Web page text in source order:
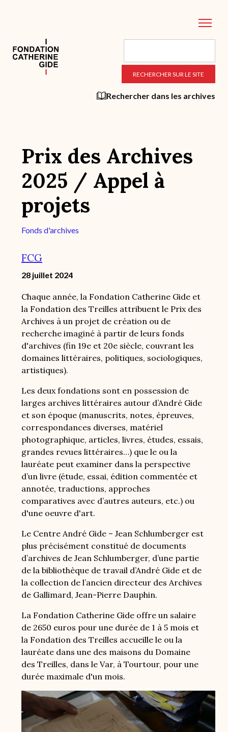
principal
Rechercher dans les archives
Prix des Archives
2025 / Appel à
projets
Fonds d'archives
FCG
28 juillet 2024
Chaque année, la Fondation Catherine Gide et
la Fondation des Treilles attribuent le Prix des
Archives à un projet de création ou de
recherche imaginé à partir de leurs fonds
d'archives (fin 19e et 20e siècle, couvrant les
domaines littéraires, politiques, sociologiques,
artistiques).
Les deux fondations sont en possession de
larges archives littéraires autour d’André Gide
et son époque (manuscrits, notes, épreuves,
correspondances diverses, matériel
photographique, articles, livres, études, essais,
grandes revues littéraires…) que le ou la
lauréate peut examiner dans la perspective
d’un livre (étude, essai, édition commentée et
annotée, traductions, approches
comparatives avec d’autres auteurs, etc.) ou
d'une oeuvre d'art.
Le Centre André Gide – Jean Schlumberger est
plus précisément constitué de documents
d’archives de Jean Schlumberger, d’une partie
de la bibliothèque de travail d’André Gide et de
la collection de l’ancien directeur des Archives
de Gallimard, Jean-Pierre Dauphin.
La Fondation Catherine Gide offre un salaire
de 2650 euros pour une durée de 1 à 5 mois et
la Fondation des Treilles accueille le ou la
lauréate dans une des maisons du Domaine
des Treilles, dans le Var, à Tourtour, pour une
durée maximale d'un mois.
Image